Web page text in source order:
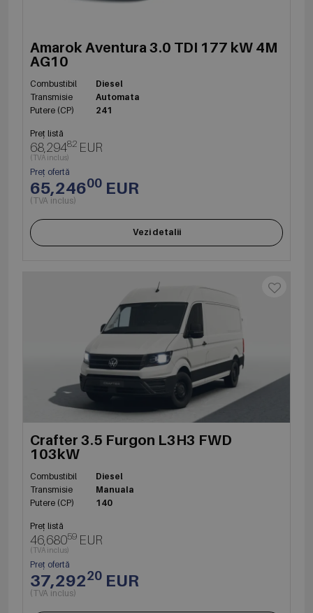
Amarok Aventura 3.0 TDI 177 kW 4M
AG10
Combustibil
Diesel
Transmisie
Automata
Putere (CP)
241
Preț listă
68,29482 EUR
(TVA inclus)
Preț ofertă
65,24600 EUR
(TVA inclus)
Vezi detalii
Crafter 3.5 Furgon L3H3 FWD
103kW
Combustibil
Diesel
Transmisie
Manuala
Putere (CP)
140
Preț listă
46,68059 EUR
(TVA inclus)
Preț ofertă
37,29220 EUR
(TVA inclus)